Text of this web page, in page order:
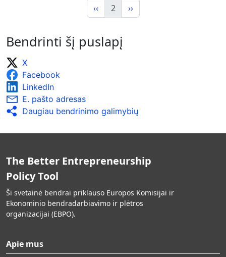
‹‹ 2 ››
Bendrinti šį puslapį
X
Facebook
LinkedIn
E. pašto adresas
Daugiau bendrinimo galimybių
The Better Entrepreneurship
Policy Tool
Ši svetainė bendrai priklauso Europos Komisijai ir
Ekonominio bendradarbiavimo ir plėtros
organizacijai (EBPO).
Apie mus